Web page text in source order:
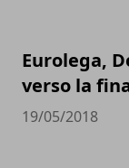
Eurolega,
verso la
19/05/2018